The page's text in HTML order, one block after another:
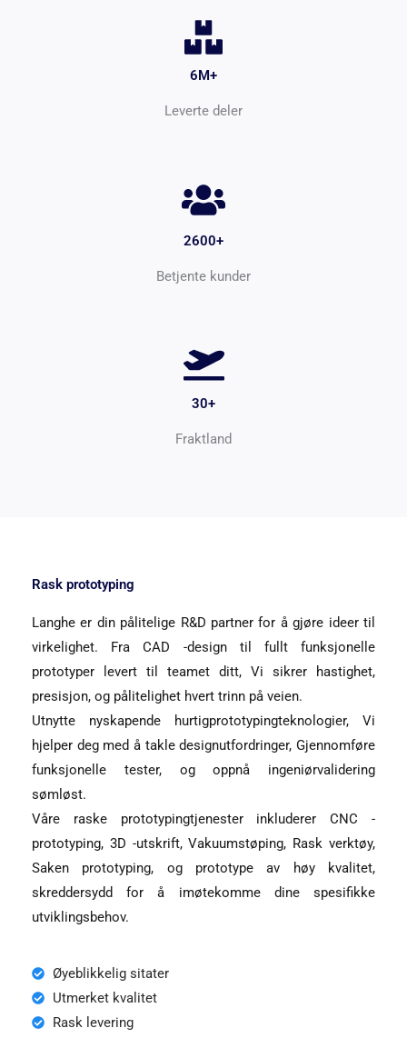
6M+
Leverte deler
2600+
Betjente kunder
30+
Fraktland
Rask prototyping
Langhe er din pålitelige R&D partner for å gjøre ideer til
virkelighet. Fra CAD -design til fullt funksjonelle
prototyper levert til teamet ditt, Vi sikrer hastighet,
presisjon, og pålitelighet hvert trinn på veien.
Utnytte nyskapende hurtigprototypingteknologier, Vi
hjelper deg med å takle designutfordringer, Gjennomføre
funksjonelle tester, og oppnå ingeniørvalidering
sømløst.
Våre raske prototypingtjenester inkluderer CNC -
prototyping, 3D -utskrift, Vakuumstøping, Rask verktøy,
Saken prototyping, og prototype av høy kvalitet,
skreddersydd for å imøtekomme dine spesifikke
utviklingsbehov.
Øyeblikkelig sitater
Utmerket kvalitet
Rask levering